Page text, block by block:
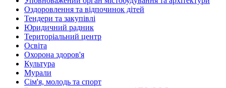
Оздоровлення та відпочинок дітей
Тендери та закупівлі
Юридичний радник
Територіальний центр
Освіта
Охорона здоров'я
Культура
Мурали
Сім'я, молодь та спорт